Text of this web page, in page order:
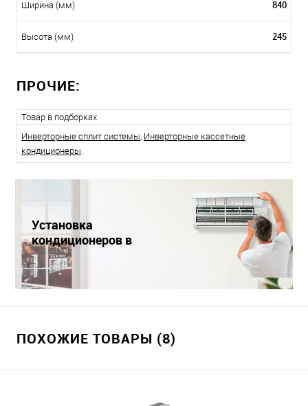
Ширина (мм) 840
Высота (мм) 245
ПРОЧИЕ:
Товар в подборках
Инверторные сплит системы, Инверторные кассетные
кондиционеры.
Установка
кондиционеров в
Краснодаре
ПОХОЖИЕ ТОВАРЫ (8)